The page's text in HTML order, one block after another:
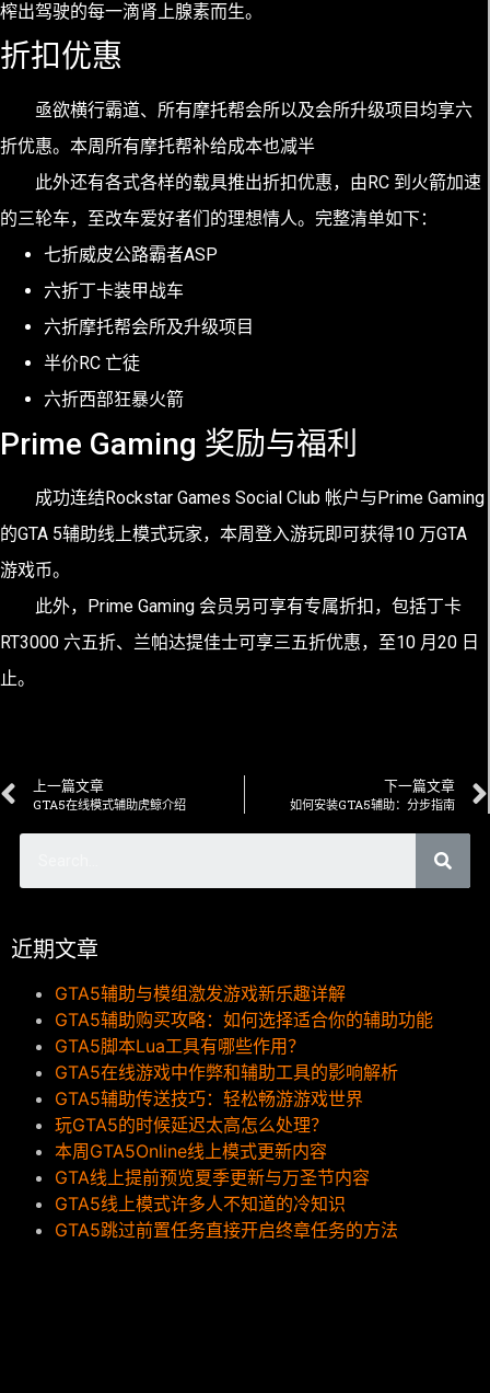
榨出驾驶的每一滴肾上腺素而生。
折扣优惠
亟欲横行霸道、所有摩托帮会所以及会所升级项目均享六
折优惠。本周所有摩托帮补给成本也减半
此外还有各式各样的载具推出折扣优惠，由RC 到火箭加速
的三轮车，至改车爱好者们的理想情人。完整清单如下：
七折威皮公路霸者ASP
六折丁卡装甲战车
六折摩托帮会所及升级项目
半价RC 亡徒
六折西部狂暴火箭
Prime Gaming 奖励与福利
成功连结Rockstar Games Social Club 帐户与Prime Gaming
的GTA 5辅助线上模式玩家，本周登入游玩即可获得10 万GTA
游戏币。
此外，Prime Gaming 会员另可享有专属折扣，包括丁卡
RT3000 六五折、兰帕达提佳士可享三五折优惠，至10 月20 日
止。
上一篇文章
GTA5在线模式辅助虎鲸介绍
下一篇文章
如何安装GTA5辅助：分步指南
近期文章
GTA5辅助与模组激发游戏新乐趣详解
GTA5辅助购买攻略：如何选择适合你的辅助功能
GTA5脚本Lua工具有哪些作用？
GTA5在线游戏中作弊和辅助工具的影响解析
GTA5辅助传送技巧：轻松畅游游戏世界
玩GTA5的时候延迟太高怎么处理？
本周GTA5Online线上模式更新内容
GTA线上提前预览夏季更新与万圣节内容
GTA5线上模式许多人不知道的冷知识
GTA5跳过前置任务直接开启终章任务的方法